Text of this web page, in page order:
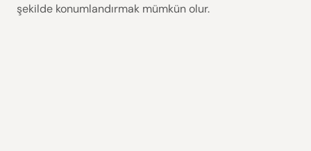
şekilde konumlandırmak mümkün olur.